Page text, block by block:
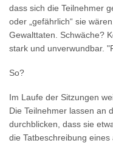
dass sich die Teilnehmer
oder „gefährlich“ sie
Gewalttaten. Schwäche?
stark und unverwundbar.
So?
Im Laufe der Sitzungen
Die Teilnehmer lassen an
durchblicken, dass sie
die Tatbeschreibung